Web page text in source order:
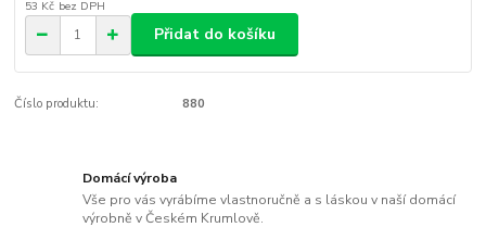
53 Kč bez DPH
Přidat do košíku
Číslo produktu: 880
Domácí výroba
Vše pro vás vyrábíme vlastnoručně a s láskou v naší domácí
výrobně v Českém Krumlově.